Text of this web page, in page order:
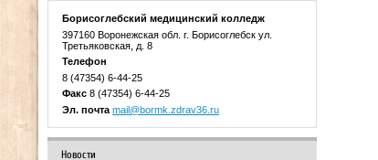
Борисоглебский медицинский колледж
397160 Воронежская обл. г. Борисоглебск ул.
Третьяковская, д. 8
Телефон
8 (47354) 6-44-25
Факс 8 (47354) 6-44-25
Эл. почта mail@bormk.zdrav36.ru
Новости